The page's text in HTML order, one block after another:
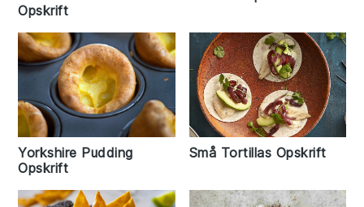
Opskrift
Yorkshire Pudding
Opskrift
Små Tortillas Opskrift